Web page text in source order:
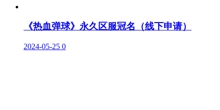
《热血弹球》永久区服冠名（线下申请）
2024-05-25 0